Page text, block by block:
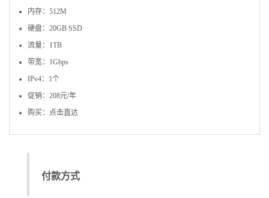
内存：512M
硬盘：20GB SSD
流量：1TB
带宽：1Gbps
IPv4：1个
促销：208元/年
购买：点击直达
付款方式